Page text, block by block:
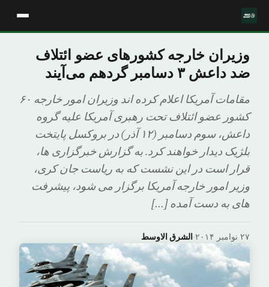
وزیران خارجه کشورهای عضو ائتلاف
ضد داعش ۳ دسامبر گردهم می‌آیند
مقامات آمریکا اعلام کرده اند وزیران امور خارجه ۶۰
کشور عضو ائتلاف تحت رهبری آمریکا علیه گروه
داعش، سوم دسامبر (۱۲ آذر) در بروکسل پایتخت
بلژیک دیدار خواهند کرد. به گزارش خبرگزاری ها،
قرار است در این نشست که به ریاست جان کری،
وزیر امور خارجه آمریکا برگزار می شود، پیشرفت
های به دست آمده […]
الشرق الاوسط· ۲۷ نوامبر ۲۰۱۴